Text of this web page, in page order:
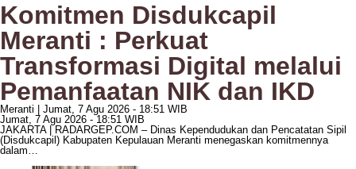
Komitmen Disdukcapil
Meranti : Perkuat
Transformasi Digital melalui
Pemanfaatan NIK dan IKD
Meranti | Jumat, 7 Agu 2026 - 18:51 WIB
Jumat, 7 Agu 2026 - 18:51 WIB
JAKARTA | RADARGEP.COM – Dinas Kependudukan dan Pencatatan Sipil
(Disdukcapil) Kabupaten Kepulauan Meranti menegaskan komitmennya
dalam…